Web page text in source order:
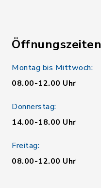
Öffnungszeiten
Montag bis Mittwoch:
08.00-12.00 Uhr
Donnerstag:
14.00-18.00 Uhr
Freitag:
08.00-12.00 Uhr